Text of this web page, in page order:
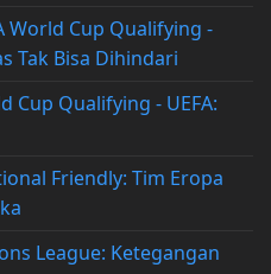
World Cup Qualifying -
Tak Bisa Dihindari
Cup Qualifying - UEFA:
Friendly: Tim Eropa
League: Ketegangan